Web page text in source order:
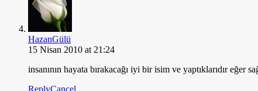
HazanGülü
15 Nisan 2010 at 21:24
insanının hayata bırakacağı iyi bir isim ve yaptıklarıdır eğer
ReplyCancel